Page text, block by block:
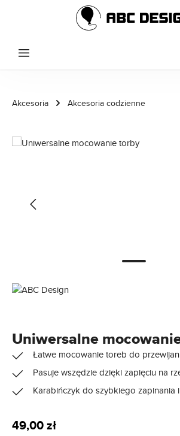
Przejdź do głównej zawartości
Akcesoria Akcesoria codzienne
Pomiń galerię zdjęć
Uniwersalne
Łatwe mocowanie toreb do
Pasuje wszędzie dzięki zapięciu na
Karabińczyk do szybkiego zapinania
Cena regularna:
49,00 zł